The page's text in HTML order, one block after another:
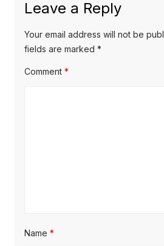
Leave a Reply
Your email address will not be
fields are marked *
Comment *
Name *